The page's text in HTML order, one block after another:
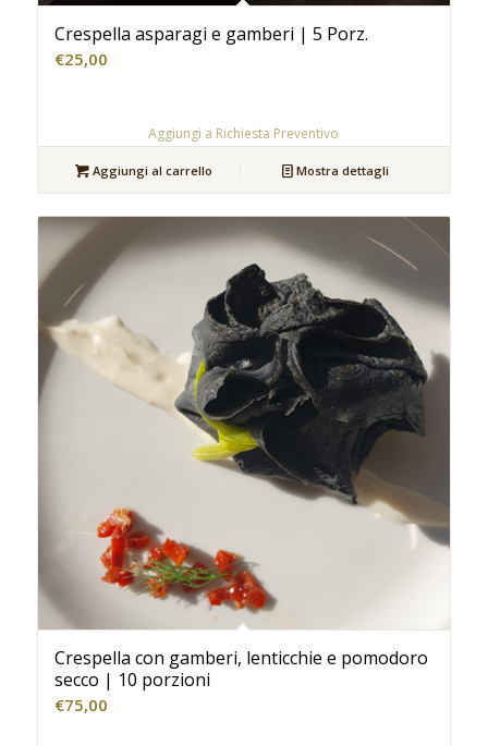
Crespella asparagi e gamberi | 5 Porz.
€25,00
Aggiungi a Richiesta Preventivo
Aggiungi al carrello Mostra dettagli
Crespella con gamberi, lenticchie e pomodoro
secco | 10 porzioni
€75,00